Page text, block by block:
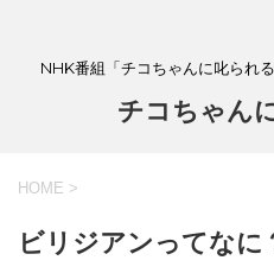
NHK番組「チコちゃんに叱られ
チコちゃん
HOME >
ビリジアンってなに